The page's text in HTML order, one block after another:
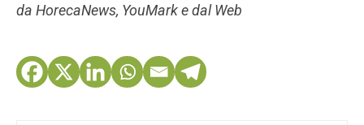
da HorecaNews, YouMark e dal Web